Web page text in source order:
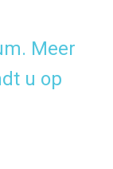
Meer
u op